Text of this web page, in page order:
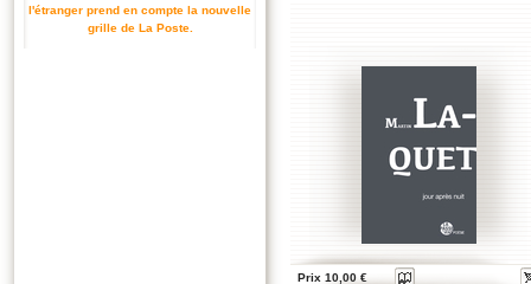
l'étranger prend en compte la nouvelle
grille de La Poste.
Prix 10,00 €